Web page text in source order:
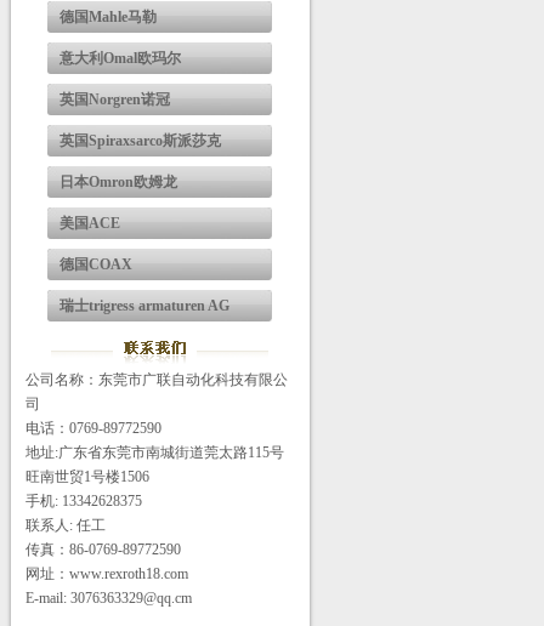
德国Mahle马勒
意大利Omal欧玛尔
英国Norgren诺冠
英国Spiraxsarco斯派莎克
日本Omron欧姆龙
美国ACE
德国COAX
瑞士trigress armaturen AG
公司名称：东莞市广联自动化科技有限公
司
电话：0769-89772590
地址:广东省东莞市南城街道莞太路115号
旺南世贸1号楼1506
手机: 13342628375
联系人: 任工
传真：86-0769-89772590
网址：www.rexroth18.com
E-mail: 3076363329@qq.cm